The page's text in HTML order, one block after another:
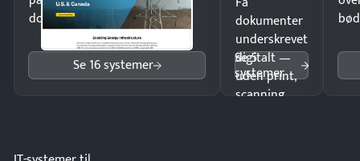
dokumenter.
Se 16 systemer
dokumenter
underskrevet
digitalt —
uden print,
scanning
Se 5
systemer